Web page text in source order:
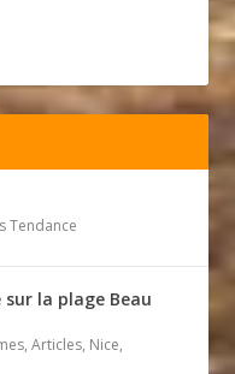
Tendance
la plage Beau
,Articles, Nice,